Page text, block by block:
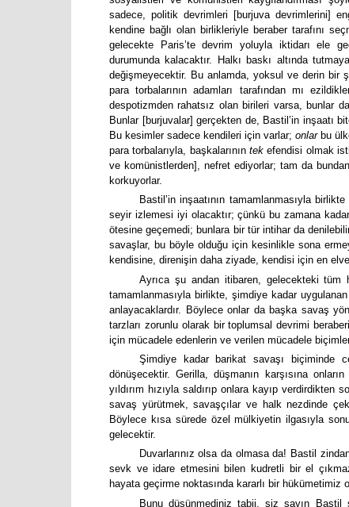
sadece, politik devrimleri [burjuva devrimlerini]
kendine bağlı olan birlikleriyle beraber tarafını
gelecekte Paris’te devrim yoluyla iktidarı ele
durumunda kalacaktır. Halkı baskı altında
değişmeyecektir. Bu anlamda, yoksul ve derin bir
para torbalarının adamları tarafından mı
despotizmden rahatsız olan birileri varsa, bunlar
Bunlar [burjuvalar] gerçekten de, Bastil’in inşaatı
Bu kesimler sadece kendileri için varlar; onlarbu
para torbalarıyla, başkalarının tekefendisi olmak
ve komünistlerden], nefret ediyorlar; tam da
korkuyorlar.
Bastil’in inşaatının tamamlanmasıyla
seyir izlemesi iyi olacaktır; çünkü bu zamana
ötesine geçemedi; bunlara bir tür intihar da
savaşlar, bu böyle olduğu için kesinlikle sona
kendisine, direnişin daha ziyade, kendisi için en
Ayrıca şu andan itibaren, gelecekteki tüm
tamamlanmasıyla birlikte, şimdiye kadar
anlayacaklardır. Böylece onlar da başka savaş
tarzları zorunlu olarak bir toplumsal devrimi
için mücadele edenlerin ve verilen mücadele
Şimdiye kadar barikat savaşı biçiminde
dönüşecektir. Gerilla, düşmanın karşısına
yıldırım hızıyla saldırıp onlara kayıp
savaş yürütmek, savaşçılar ve halk nezdinde
Böylece kısa sürede özel mülkiyetin ilgasıyla
gelecektir.
Duvarlarınız olsa da olmasa da! Bastil
sevk ve idare etmesini bilen kudretli bir el
hayata geçirme noktasında kararlı bir
Bunu düşünmediniz tabii, siz sayın